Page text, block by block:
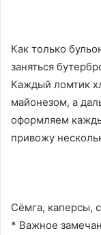
Как только
заняться
Каждый ломтик
майонезом, а
оформляем
привожу
Сёмга, каперсы,
* Важное